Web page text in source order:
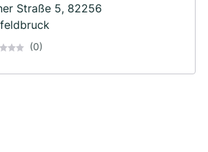
Straße 5, 82256
(0)